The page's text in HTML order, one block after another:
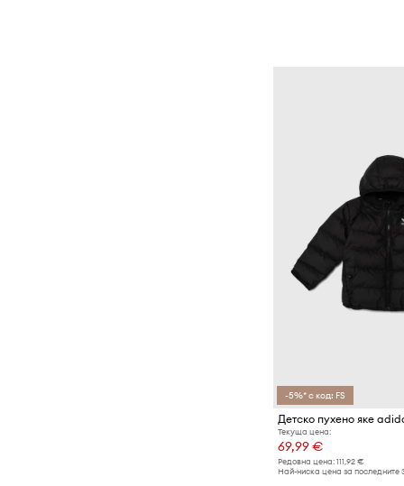
-5%* с код: FS
Текуща цена:
69,99 €
Редовна цена: 111,92 €
Най-ниска цена за последните